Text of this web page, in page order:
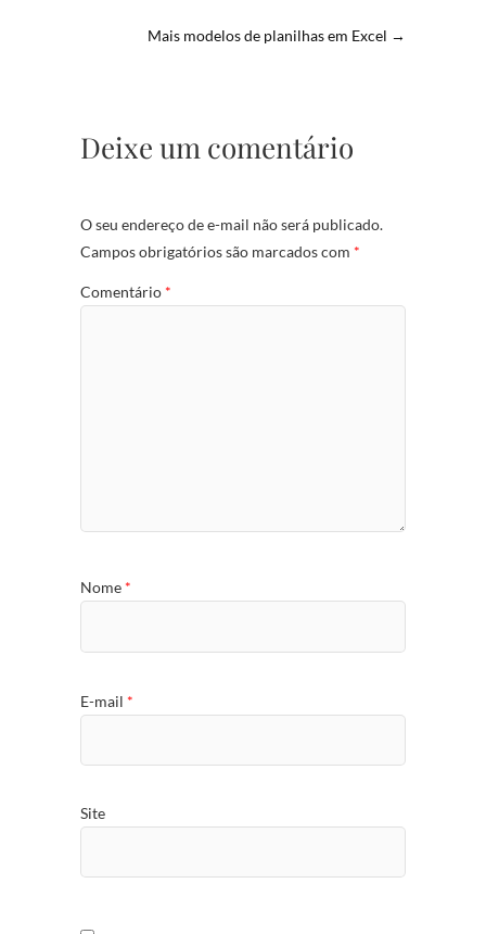
Mais modelos de planilhas em Excel →
Deixe um comentário
O seu endereço de e-mail não será publicado.
Campos obrigatórios são marcados com *
Comentário *
Nome *
E-mail *
Site